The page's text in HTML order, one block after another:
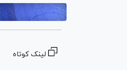
لینک کوتاه